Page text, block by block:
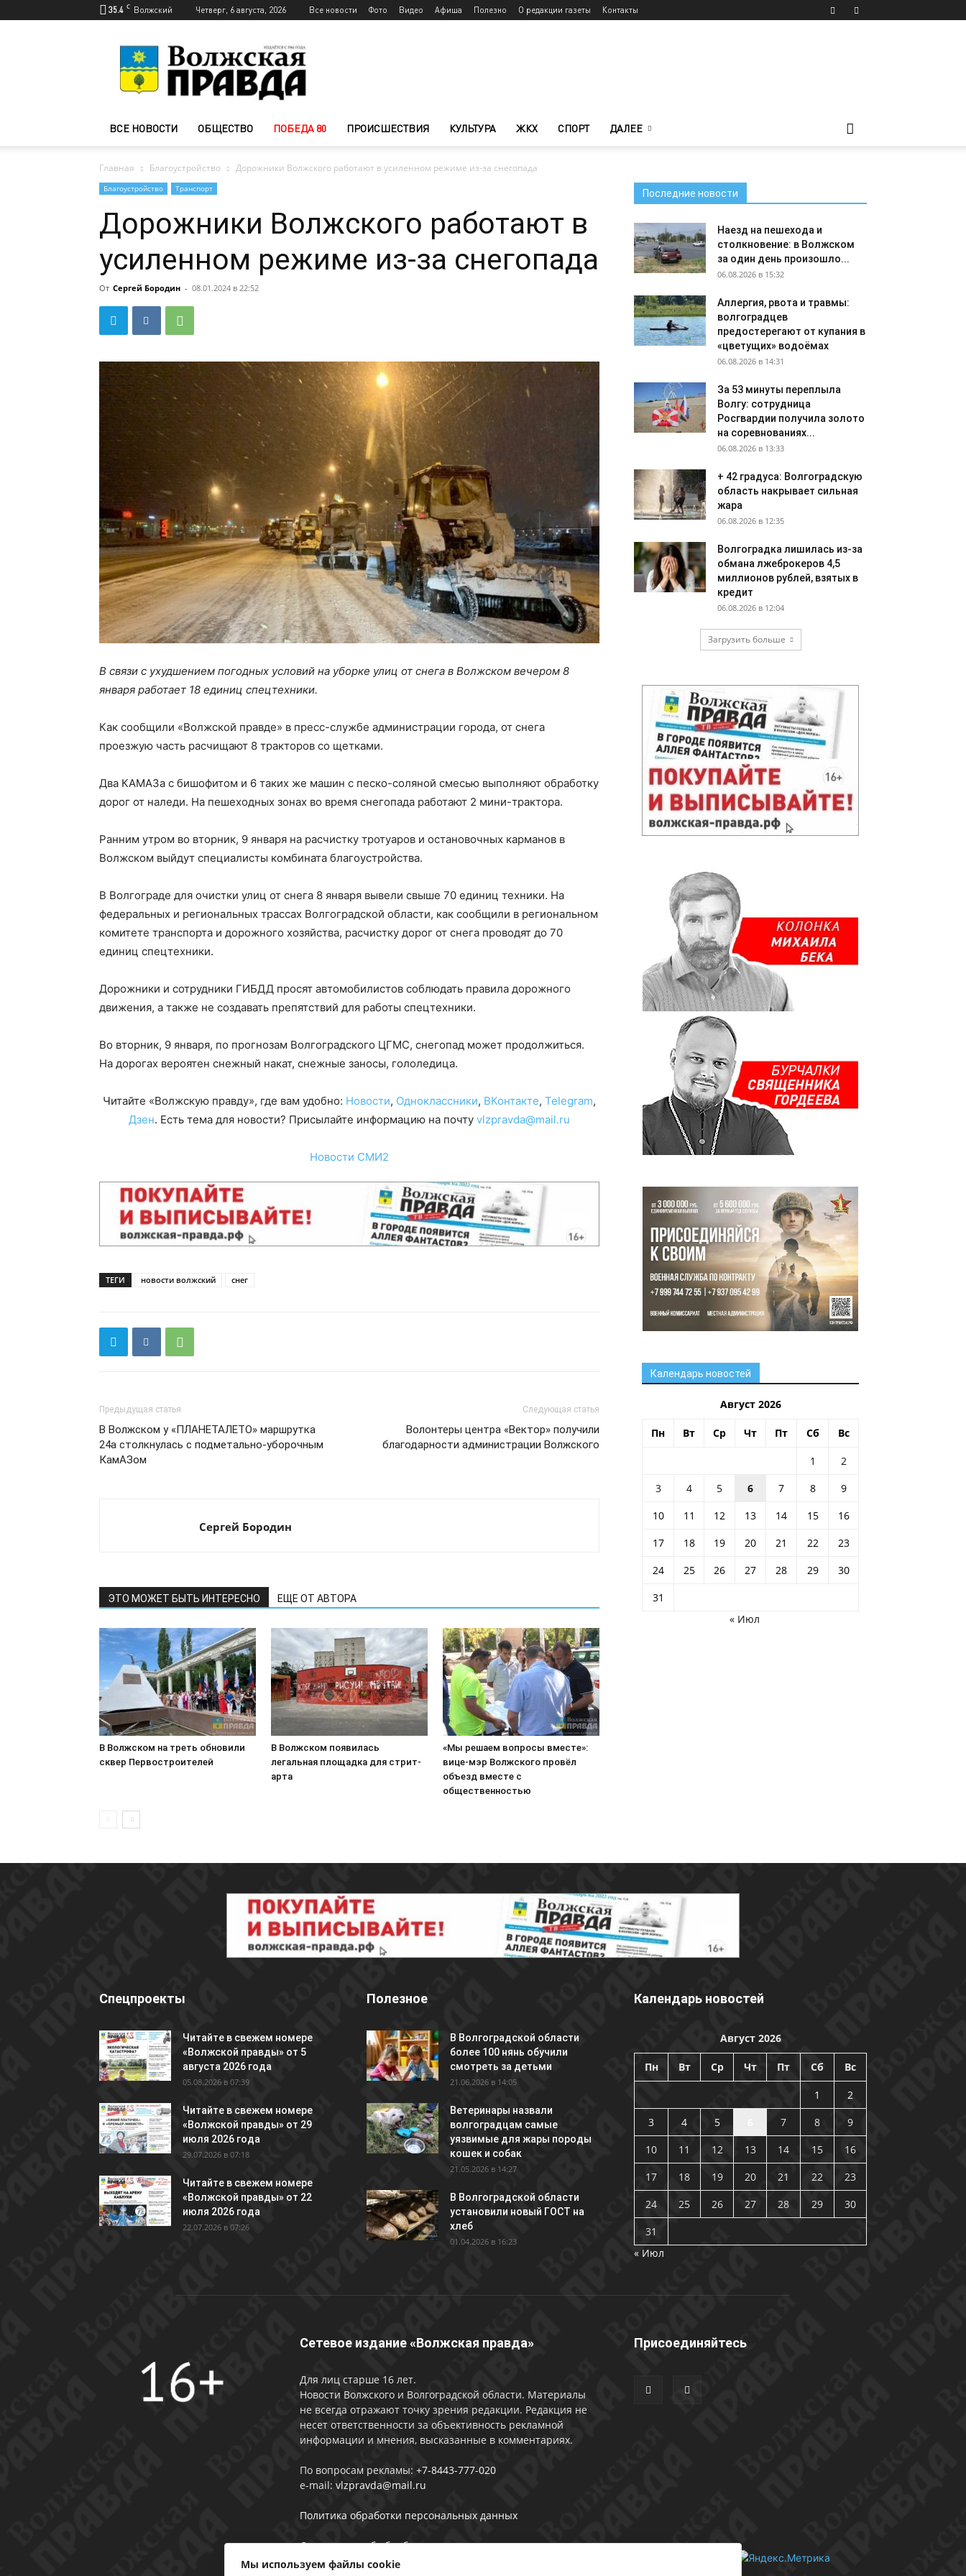
35.4 C Волжский Четверг, 6 августа, 2026 Все новости Фото Видео Афиша Полезно О редакции газеты Контакты
Волжского
—
Волжская
ВСЕ НОВОСТИ ОБЩЕСТВО ПОБЕДА 80 ПРОИСШЕСТВИЯ КУЛЬТУРА ЖКХ СПОРТ ДАЛЕЕ
Главная Благоустройство Дорожники Волжского работают в усиленном режиме из-за снегопада
Благоустройство Транспорт
Дорожники Волжского работают в
усиленном режиме из-за снегопада
От Сергей Бородин - 08.01.2024 в 22:52
В связи с ухудшением погодных условий на уборке улиц от снега в Волжском вечером 8
января работает 18 единиц спецтехники.
Как сообщили «Волжской правде» в пресс-службе администрации города, от снега
проезжую часть расчищают 8 тракторов со щетками.
Два КАМАЗа с бишофитом и 6 таких же машин с песко-соляной смесью выполняют обработку
дорог от наледи. На пешеходных зонах во время снегопада работают 2 мини-трактора.
Ранним утром во вторник, 9 января на расчистку тротуаров и остановочных карманов в
Волжском выйдут специалисты комбината благоустройства.
В Волгограде для очистки улиц от снега 8 января вывели свыше 70 единиц техники. На
федеральных и региональных трассах Волгоградской области, как сообщили в региональном
комитете транспорта и дорожного хозяйства, расчистку дорог от снега проводят до 70
единиц спецтехники.
Дорожники и сотрудники ГИБДД просят автомобилистов соблюдать правила дорожного
движения, а также не создавать препятствий для работы спецтехники.
Во вторник, 9 января, по прогнозам Волгоградского ЦГМС, снегопад может продолжиться.
На дорогах вероятен снежный накат, снежные заносы, гололедица.
Читайте «Волжскую правду», где вам удобно: Новости, Одноклассники, ВКонтакте, Telegram,
Дзен. Есть тема для новости? Присылайте информацию на почту vlzpravda@mail.ru
Новости СМИ2
ТЕГИ новости волжский снег
Предыдущая статья
В Волжском у «ПЛАНЕТАЛЕТО» маршрутка
24а столкнулась с подметально-уборочным
КамАЗом
Следующая статья
Волонтеры центра «Вектор» получили
благодарности администрации Волжского
Сергей Бородин
ЭТО МОЖЕТ БЫТЬ ИНТЕРЕСНО ЕЩЕ ОТ АВТОРА
В Волжском на треть обновили
сквер Первостроителей
В Волжском появилась
легальная площадка для стрит-
арта
«Мы решаем вопросы вместе»:
вице-мэр Волжского провёл
объезд вместе с
общественностью
Последние новости
Наезд на пешехода и
столкновение: в Волжском
за один день произошло...
06.08.2026 в 15:32
Аллергия, рвота и травмы:
волгоградцев
предостерегают от купания в
«цветущих» водоёмах
06.08.2026 в 14:31
За 53 минуты переплыла
Волгу: сотрудница
Росгвардии получила золото
на соревнованиях...
06.08.2026 в 13:33
+ 42 градуса: Волгоградскую
область накрывает сильная
жара
06.08.2026 в 12:35
Волгоградка лишилась из-за
обмана лжеброкеров 4,5
миллионов рублей, взятых в
кредит
06.08.2026 в 12:04
Загрузить больше
Календарь новостей
Август 2026
Пн Вт Ср Чт Пт Сб Вс
1
2
3
4 5 6 7 8
9
10
11 12 13 14 15
16
17
18 19 20 21 22
23
24
25 26 27 28 29
30
31
« Июл
Спецпроекты
Читайте в свежем номере
«Волжской правды» от 5
августа 2026 года
05.08.2026 в 07:39
Читайте в свежем номере
«Волжской правды» от 29
июля 2026 года
29.07.2026 в 07:18
Читайте в свежем номере
«Волжской правды» от 22
июля 2026 года
22.07.2026 в 07:26
Полезное
В Волгоградской области
более 100 нянь обучили
смотреть за детьми
21.06.2026 в 14:05
Ветеринары назвали
волгоградцам самые
уязвимые для жары породы
кошек и собак
21.05.2026 в 14:27
В Волгоградской области
установили новый ГОСТ на
хлеб
01.04.2026 в 16:23
Календарь новостей
Август 2026
Пн Вт Ср Чт Пт Сб Вс
1
2
3
4 5 7 8
9
10
11 12 13 14 15
16
17
18 19 20 21 22
23
24
25 26 27 28 29
30
31
« Июл
Сетевое издание «Волжская правда»
Для лиц старше 16 лет.
Новости Волжского и Волгоградской области. Материалы
не всегда отражают точку зрения редакции. Редакция не
несет ответственности за объективность рекламной
информации и мнения, высказанные в комментариях.
По вопросам рекламы: +7-8443-777-020
e-mail: vlzpravda@mail.ru
Политика обработки персональных данных
Соглашении об обработке персональных данных
Присоединяйтесь
Мы используем файлы cookie